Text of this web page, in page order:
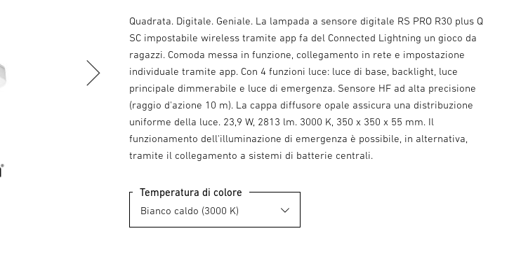
Quadrata. Digitale. Geniale. La lampada a sensore digitale RS PRO R30 plus Q
SC impostabile wireless tramite app fa del Connected Lightning un gioco da
ragazzi. Comoda messa in funzione, collegamento in rete e impostazione
individuale tramite app. Con 4 funzioni luce: luce di base, backlight, luce
principale dimmerabile e luce di emergenza. Sensore HF ad alta precisione
(raggio d'azione 10 m). La cappa diffusore opale assicura una distribuzione
uniforme della luce. 23,9 W, 2813 lm. 3000 K, 350 x 350 x 55 mm. Il
funzionamento dell'illuminazione di emergenza è possibile, in alternativa,
tramite il collegamento a sistemi di batterie centrali.
Temperatura di colore